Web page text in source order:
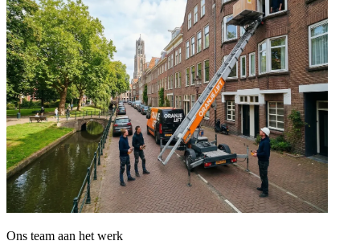
Ons team aan het werk